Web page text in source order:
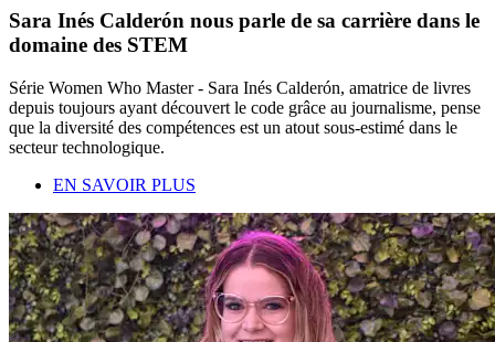
Sara Inés Calderón nous parle de sa carrière dans le
domaine des STEM
Série Women Who Master - Sara Inés Calderón, amatrice de livres
depuis toujours ayant découvert le code grâce au journalisme, pense
que la diversité des compétences est un atout sous-estimé dans le
secteur technologique.
EN SAVOIR PLUS